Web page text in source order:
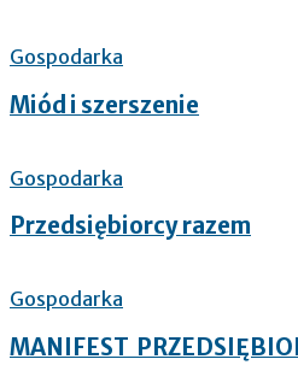
Gospodarka
Miód i szerszenie
Gospodarka
Przedsiębiorcy razem
Gospodarka
MANIFEST